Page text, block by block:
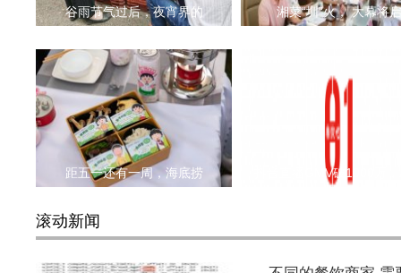
谷雨节气过后，夜宵界的 湘菜“圳”火， 大幕将启
距五一还有一周，海底捞 抖音直播GMV破1000万
滚动新闻